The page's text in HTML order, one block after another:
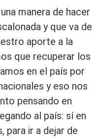
manera de hacer
y que va de
aporte a la
que recuperar los
en el país por
y eso nos
pensando en
al país: sí en
para ir a dejar de